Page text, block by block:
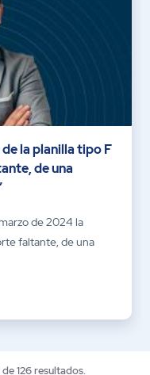
la planilla tipo F
de una
de 2024 la
faltante, de una
126 resultados.